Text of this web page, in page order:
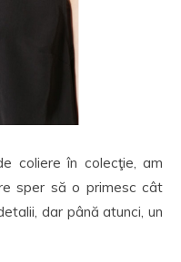
coliere în colecţie, am
sper să o primesc cât
dar până atunci, un